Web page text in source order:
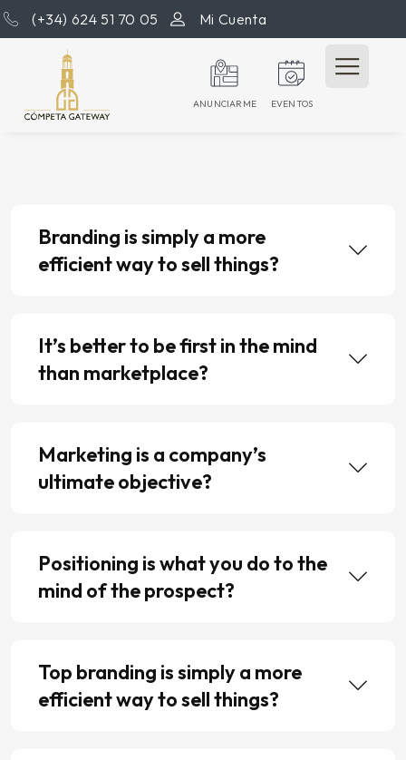
(+34) 624 51 70 05 Mi Cuenta
EVENTOS
ANUNCIARME
Branding is simply a more
efficient way to sell things?
It’s better to be first in the mind
than marketplace?
Marketing is a company’s
ultimate objective?
Positioning is what you do to the
mind of the prospect?
Top branding is simply a more
efficient way to sell things?